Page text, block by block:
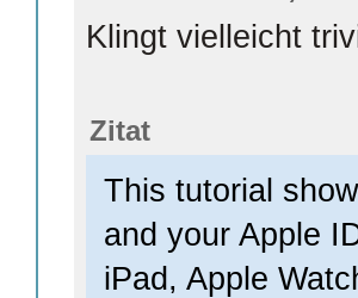
Klingt vielleicht
Zitat
This tutorial
and your Apple
iPad, Apple